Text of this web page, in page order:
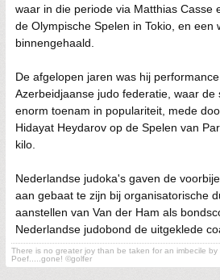
waar in die periode via Matthias Casse
de Olympische Spelen in Tokio, en een
binnengehaald.
De afgelopen jaren was hij
Azerbeidjaanse judo federatie, waar
enorm toenam in populariteit, mede
Hidayat Heydarov op de Spelen van
kilo.
Nederlandse judoka's gaven de
aan gebaat te zijn bij organisatorische
aanstellen van Van der Ham als
Nederlandse judobond de uitgeklede
There is no greater joy than be taken for an imbecile by
Poef.....gone! ©golfer